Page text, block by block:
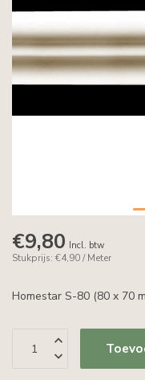
€9,80 Incl. btw
Stukprijs: €4,90 / Meter
Homestar S-80 (80 x 70